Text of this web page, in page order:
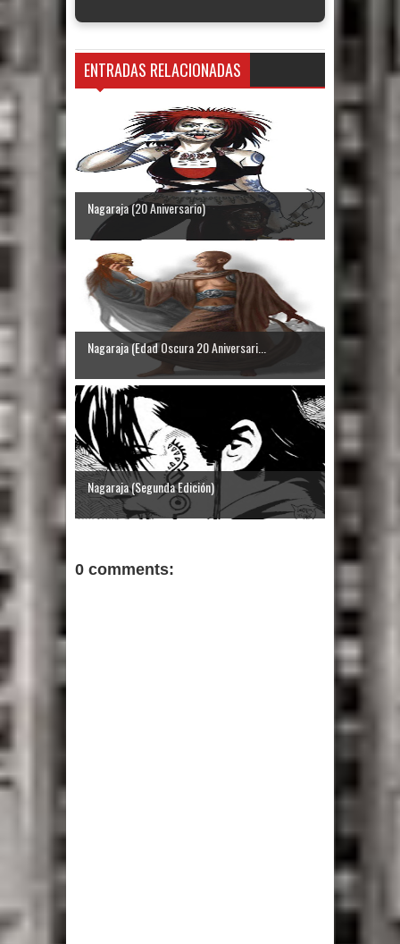
ENTRADAS RELACIONADAS
Nagaraja (20 Aniversario)
Nagaraja (Edad Oscura 20 Aniversari...
Nagaraja (Segunda Edición)
0 comments: